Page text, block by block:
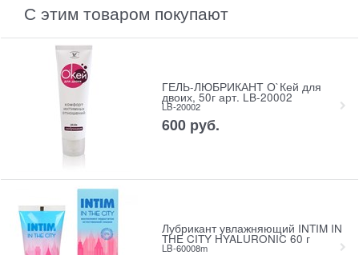
С этим товаром покупают
ГЕЛЬ-ЛЮБРИКАНТ О`Кей для
двоих, 50г арт. LB-20002
LB-20002
600 руб.
Лубрикант увлажняющий INTIM IN
THE CITY HYALURONIC 60 г
LB-60008m